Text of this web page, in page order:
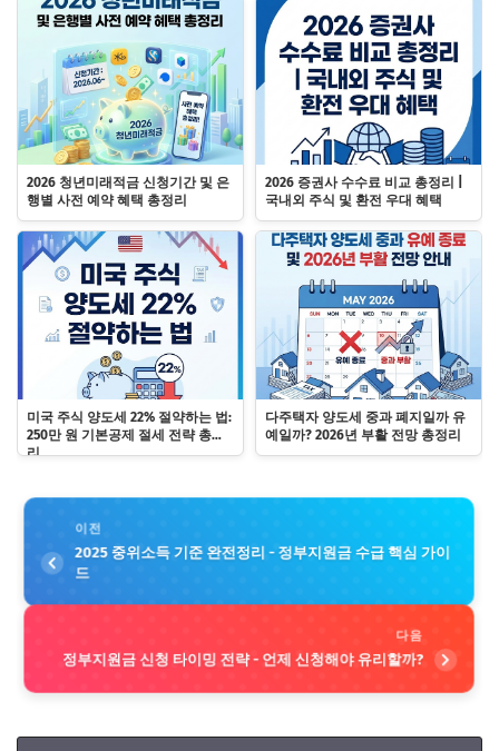
2026 청년미래적금 신청기간 및 은
행별 사전 예약 혜택 총정리
2026 증권사 수수료 비교 총정리 |
국내외 주식 및 환전 우대 혜택
미국 주식 양도세 22% 절약하는 법:
250만 원 기본공제 절세 전략 총정
리
다주택자 양도세 중과 폐지일까 유
예일까? 2026년 부활 전망 총정리
이전
2025 중위소득 기준 완전정리 - 정부지원금 수급 핵심 가이
드
다음
정부지원금 신청 타이밍 전략 - 언제 신청해야 유리할까?